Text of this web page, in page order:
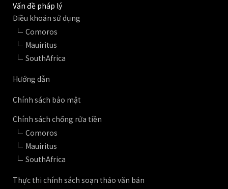
Vấn đề pháp lý
Điều khoản sử dụng
Comoros
Mauiritus
SouthAfrica
Hướng dẫn
Chính sách bảo mật
Chính sách chống rửa tiền
Comoros
Mauiritus
SouthAfrica
Thực thi chính sách soạn thảo văn bản